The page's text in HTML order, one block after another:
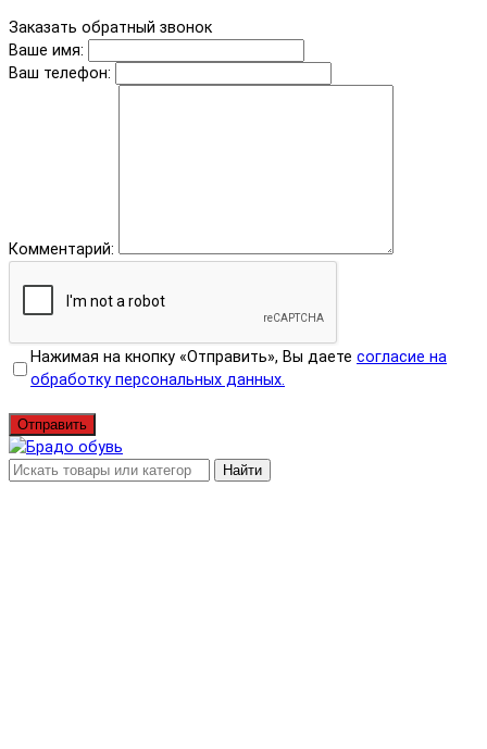
Заказать обратный звонок
Ваше имя:
Ваш телефон:
Комментарий:
Нажимая на кнопку «Отправить», Вы даете согласие на
обработку персональных данных.
Отправить
Найти